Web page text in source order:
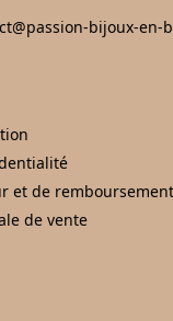
bijoux-en-
et de remboursement
de vente